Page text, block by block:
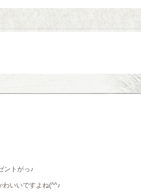
ントがっ♪
わいいですよね(^^♪